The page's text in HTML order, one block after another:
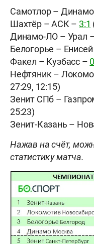
Самотлор –
Шахтёр – АСК – 3:1
Динамо-ЛО – Урал
Белогорье –
Факел – Кузбасс –
Нефтяник –
27:29, 12:15)
Зенит СПб –
25:23)
Зенит-Казань –
Нажав на счёт,
статистику матча.